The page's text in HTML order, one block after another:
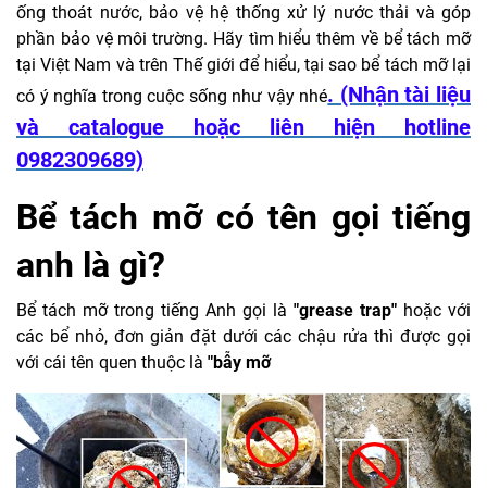
ống thoát nước, bảo vệ hệ thống xử lý nước thải và góp
phần bảo vệ môi trường. Hãy tìm hiểu thêm về bể tách mỡ
tại Việt Nam và trên Thế giới để hiểu, tại sao bể tách mỡ lại
có ý nghĩa trong cuộc sống như vậy nhé. (Nhận tài liệu
và catalogue hoặc liên hiện hotline
0982309689)
Bể tách mỡ có tên gọi tiếng
anh là gì?
Bể tách mỡ trong tiếng Anh gọi là "grease trap" hoặc với
các bể nhỏ, đơn giản đặt dưới các chậu rửa thì được gọi
với cái tên quen thuộc là "bẫy mỡ